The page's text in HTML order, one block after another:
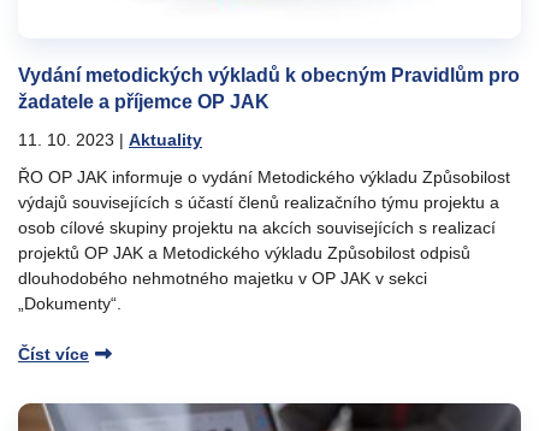
Vydání metodických výkladů k obecným Pravidlům pro
žadatele a příjemce OP JAK
11. 10. 2023 | Aktuality
ŘO OP JAK informuje o vydání Metodického výkladu Způsobilost
výdajů souvisejících s účastí členů realizačního týmu projektu a
osob cílové skupiny projektu na akcích souvisejících s realizací
projektů OP JAK a Metodického výkladu Způsobilost odpisů
dlouhodobého nehmotného majetku v OP JAK v sekci
„Dokumenty“.
Číst více